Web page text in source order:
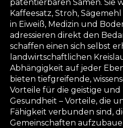
patentierbaren Samen. Sie
Kaffeesatz, Stroh,
in Eiweiß, Medizin und
adressieren direkt den
schaffen einen sich selbst
landwirtschaftlichen
Abhängigkeit auf jeder
bieten tiefgreifende,
Vorteile für die geistige
Gesundheit – Vorteile, die
Fähigkeit verbunden sind,
Gemeinschaften